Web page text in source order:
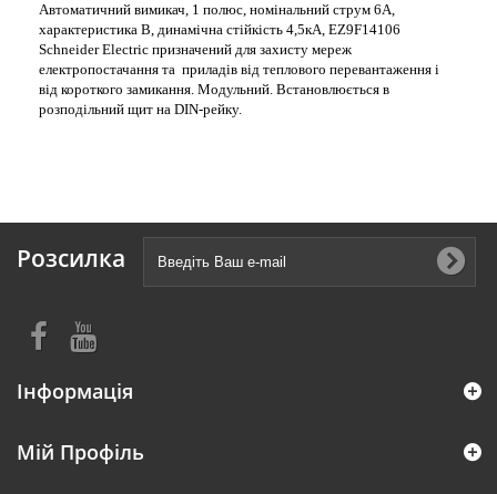
Автоматичний вимикач, 1 полюс, номінальний струм 6А,
характеристика В, динамічна стійкість 4,5кА, EZ9F14106
Schneider Electric призначений для захисту мереж
електропостачання та приладів від теплового перевантаження і
від короткого замикання. Модульний. Встановлюється в
розподільний щит на DIN-рейку.
Розсилка
Інформація
Мій Профіль